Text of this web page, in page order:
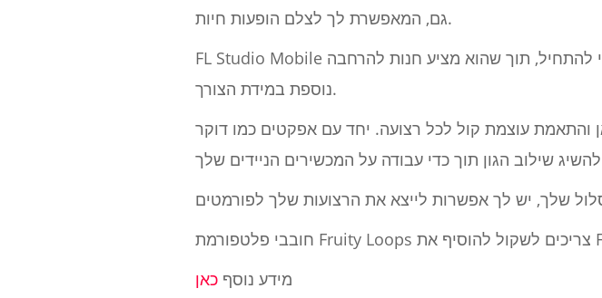
גם, המאפשרת לך לצלם הופעות חיות.
FL Studio Mobile מגיע יחד עם כמות טובה של ערכות תוף, לולאות וכלים כדי להתחיל, תוך שהוא מציע חנות להרחבה
נוספת במידת הצורך.
והתאמת עוצמת קול לכל רצועה. יחד עם אפקטים כמו דוקר
מידע נוסף כאן